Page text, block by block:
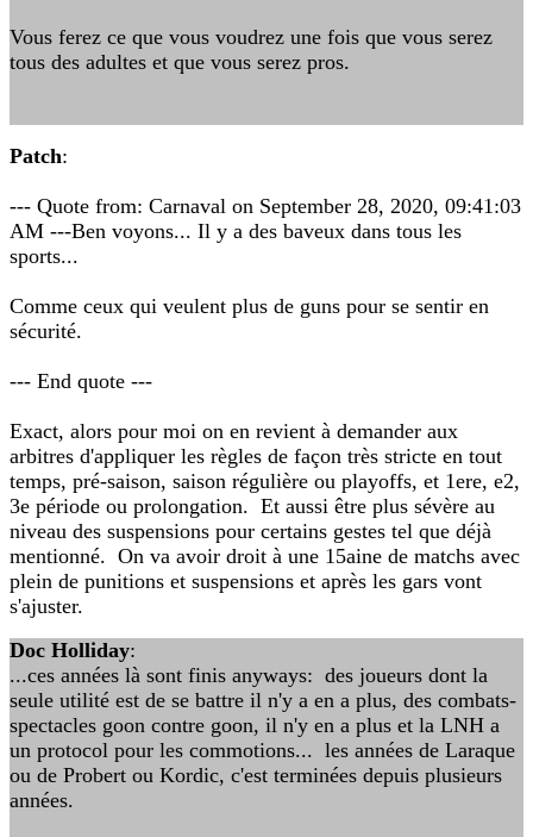
Vous ferez ce que vous voudrez une fois que vous serez
tous des adultes et que vous serez pros.
Patch:
--- Quote from: Carnaval on September 28, 2020, 09:41:03
AM ---Ben voyons... Il y a des baveux dans tous les
sports...
Comme ceux qui veulent plus de guns pour se sentir en
sécurité.
--- End quote ---
Exact, alors pour moi on en revient à demander aux
arbitres d'appliquer les règles de façon très stricte en tout
temps, pré-saison, saison régulière ou playoffs, et 1ere, e2,
3e période ou prolongation. Et aussi être plus sévère au
niveau des suspensions pour certains gestes tel que déjà
mentionné. On va avoir droit à une 15aine de matchs avec
plein de punitions et suspensions et après les gars vont
s'ajuster.
Doc Holliday:
...ces années là sont finis anyways: des joueurs dont la
seule utilité est de se battre il n'y a en a plus, des combats-
spectacles goon contre goon, il n'y en a plus et la LNH a
un protocol pour les commotions... les années de Laraque
ou de Probert ou Kordic, c'est terminées depuis plusieurs
années.